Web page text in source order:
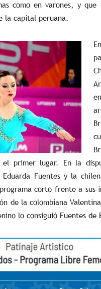
como en varones, y
la capital peruana.
el primer lugar. En la
Fuentes y la
corto frente a sus
de la colombiana
lo consiguió Fuentes de